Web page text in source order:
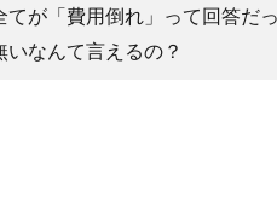
が「費用倒れ」って回答だっ
なんて言えるの？